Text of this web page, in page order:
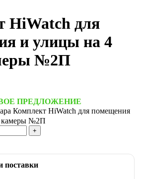
HiWatch для
и улицы на 4
№2П
ПРЕДЛОЖЕНИЕ
Комплект HiWatch для помещения
камеры №2П
поставки